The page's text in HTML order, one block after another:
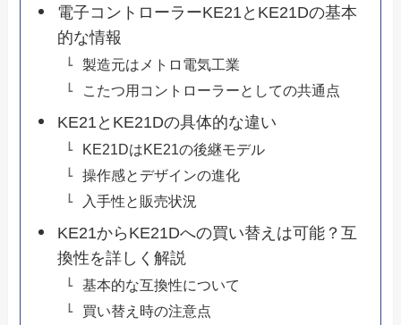
電子コントローラーKE21とKE21Dの基本
的な情報
製造元はメトロ電気工業
こたつ用コントローラーとしての共通点
KE21とKE21Dの具体的な違い
KE21DはKE21の後継モデル
操作感とデザインの進化
入手性と販売状況
KE21からKE21Dへの買い替えは可能？互
換性を詳しく解説
基本的な互換性について
買い替え時の注意点